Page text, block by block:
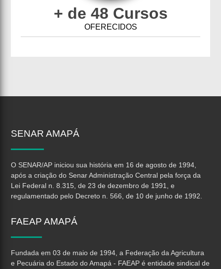
+ de 48 Cursos
OFERECIDOS
SENAR AMAPÁ
O SENAR/AP iniciou sua história em 16 de agosto de 1994,
após a criação do Senar Administração Central pela força da
Lei Federal n. 8.315, de 23 de dezembro de 1991, e
regulamentado pelo Decreto n. 566, de 10 de junho de 1992.
FAEAP AMAPÁ
Fundada em 03 de maio de 1994, a Federação da Agricultura
e Pecuária do Estado do Amapá - FAEAP é entidade sindical de